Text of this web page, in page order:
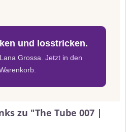
und losstricken.
Grossa. Jetzt in den
zu "The Tube 007 |